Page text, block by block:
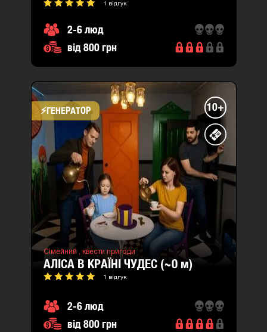
1 відгук
2-6 люд
від 800 грн
⚡​ГЕНЕРАТОР 10+
Сімейний , квести пригоди
АЛІСА В КРАЇНІ ЧУДЕС (~0 м)
1 відгук
2-6 люд
від 800 грн